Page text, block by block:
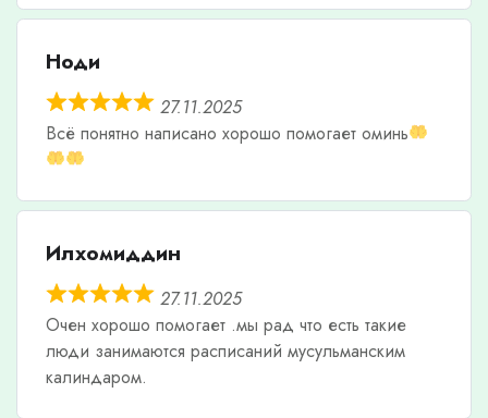
Ноди
27.11.2025
Всë понятно написано хорошо помогает оминь
Илхомиддин
27.11.2025
Очен хорошо помогает .мы рад что есть такие
люди занимаются расписаний мусульманским
калиндаром.